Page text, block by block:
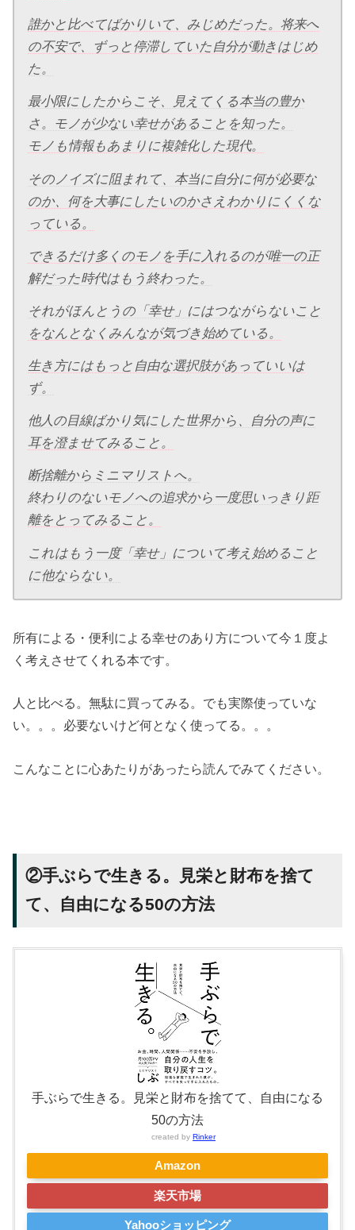
誰かと比べてばかりいて、みじめだった。将来へ
の不安で、ずっと停滞していた自分が動きはじめ
た。
最小限にしたからこそ、見えてくる本当の豊か
さ。モノが少ない幸せがあることを知った。
モノも情報もあまりに複雑化した現代。
そのノイズに阻まれて、本当に自分に何が必要な
のか、何を大事にしたいのかさえわかりにくくな
っている。
できるだけ多くのモノを手に入れるのが唯一の正
解だった時代はもう終わった。
それがほんとうの「幸せ」にはつながらないこと
をなんとなくみんなが気づき始めている。
生き方にはもっと自由な選択肢があっていいは
ず。
他人の目線ばかり気にした世界から、自分の声に
耳を澄ませてみること。
断捨離からミニマリストへ。
終わりのないモノへの追求から一度思いっきり距
離をとってみること。
これはもう一度「幸せ」について考え始めること
に他ならない。
所有による・便利による幸せのあり方について今１度よ
く考えさせてくれる本です。
人と比べる。無駄に買ってみる。でも実際使っていな
い。。。必要ないけど何となく使ってる。。。
こんなことに心あたりがあったら読んでみてください。
②手ぶらで生きる。見栄と財布を捨て
て、自由になる50の方法
手ぶらで生きる。見栄と財布を捨てて、自由になる
50の方法
created by Rinker
Amazon
楽天市場
Yahooショッピング